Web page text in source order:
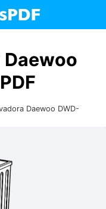
Daewoo
Daewoo DWD-